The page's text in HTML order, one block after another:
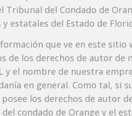
Tribunal del Condado de
estatales del Estado de
que ve en este
de los derechos de autor de
y el nombre de nuestra
en general. Como tal, si
los derechos de autor
condado de Orange y el